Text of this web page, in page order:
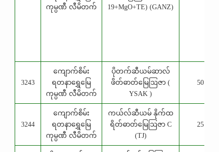
ကုမ္ပဏီ လီမိတက်
19+MgO+TE) (GANZ)
3243
ကျောက်စိမ်း
ရတနာရွှေမြေ
ကုမ္ပဏီ လီမိတက်
ပိုတက်ဆီယမ်ဆာလ်
ဖိတ်ဓာတ်မြေဩဇာ (
YSAK )
50 Kg
3244
ကျောက်စိမ်း
ရတနာရွှေမြေ
ကုမ္ပဏီ လီမိတက်
ကယ်လ်ဆီယမ် နိုက်ထ
ရိတ်ဓာတ်မြေဩဇာ C
(TJ)
25 Kg